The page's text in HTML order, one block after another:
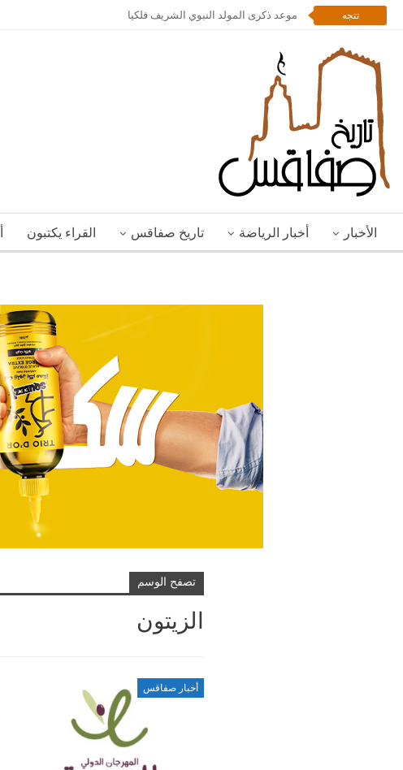
تتجه موعد ذكرى المولد النبوي الشريف فلكيا
الأخبار أخبار الرياضة تاريخ صفاقس القراء يكتبون
تصفح الوسم
الزيتون
أخبار صفاقس